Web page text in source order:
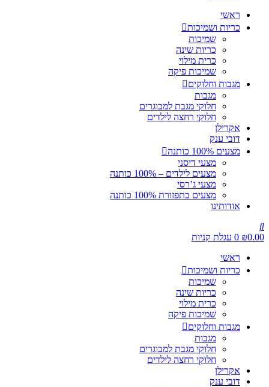
ראשי
כריות ושמיכות
שמיכות
כריות שינה
כרית מילוי
שמיכות פיקה
מגבות וחלוקים
מגבות
חלוקי מגבת למבוגרים
חלוקי רחצה לילדים
אקרילן
דובי ענק
מצעים 100% כותנה
מצעי דיסני
מצעים לילדים – 100% כותנה
מצעי ג’רסי
מצעים בתפזורת 100% כותנה
אודותינו
₪0.00
0 עגלת קניות
ראשי
כריות ושמיכות
שמיכות
כריות שינה
כרית מילוי
שמיכות פיקה
מגבות וחלוקים
מגבות
חלוקי מגבת למבוגרים
חלוקי רחצה לילדים
אקרילן
דובי ענק